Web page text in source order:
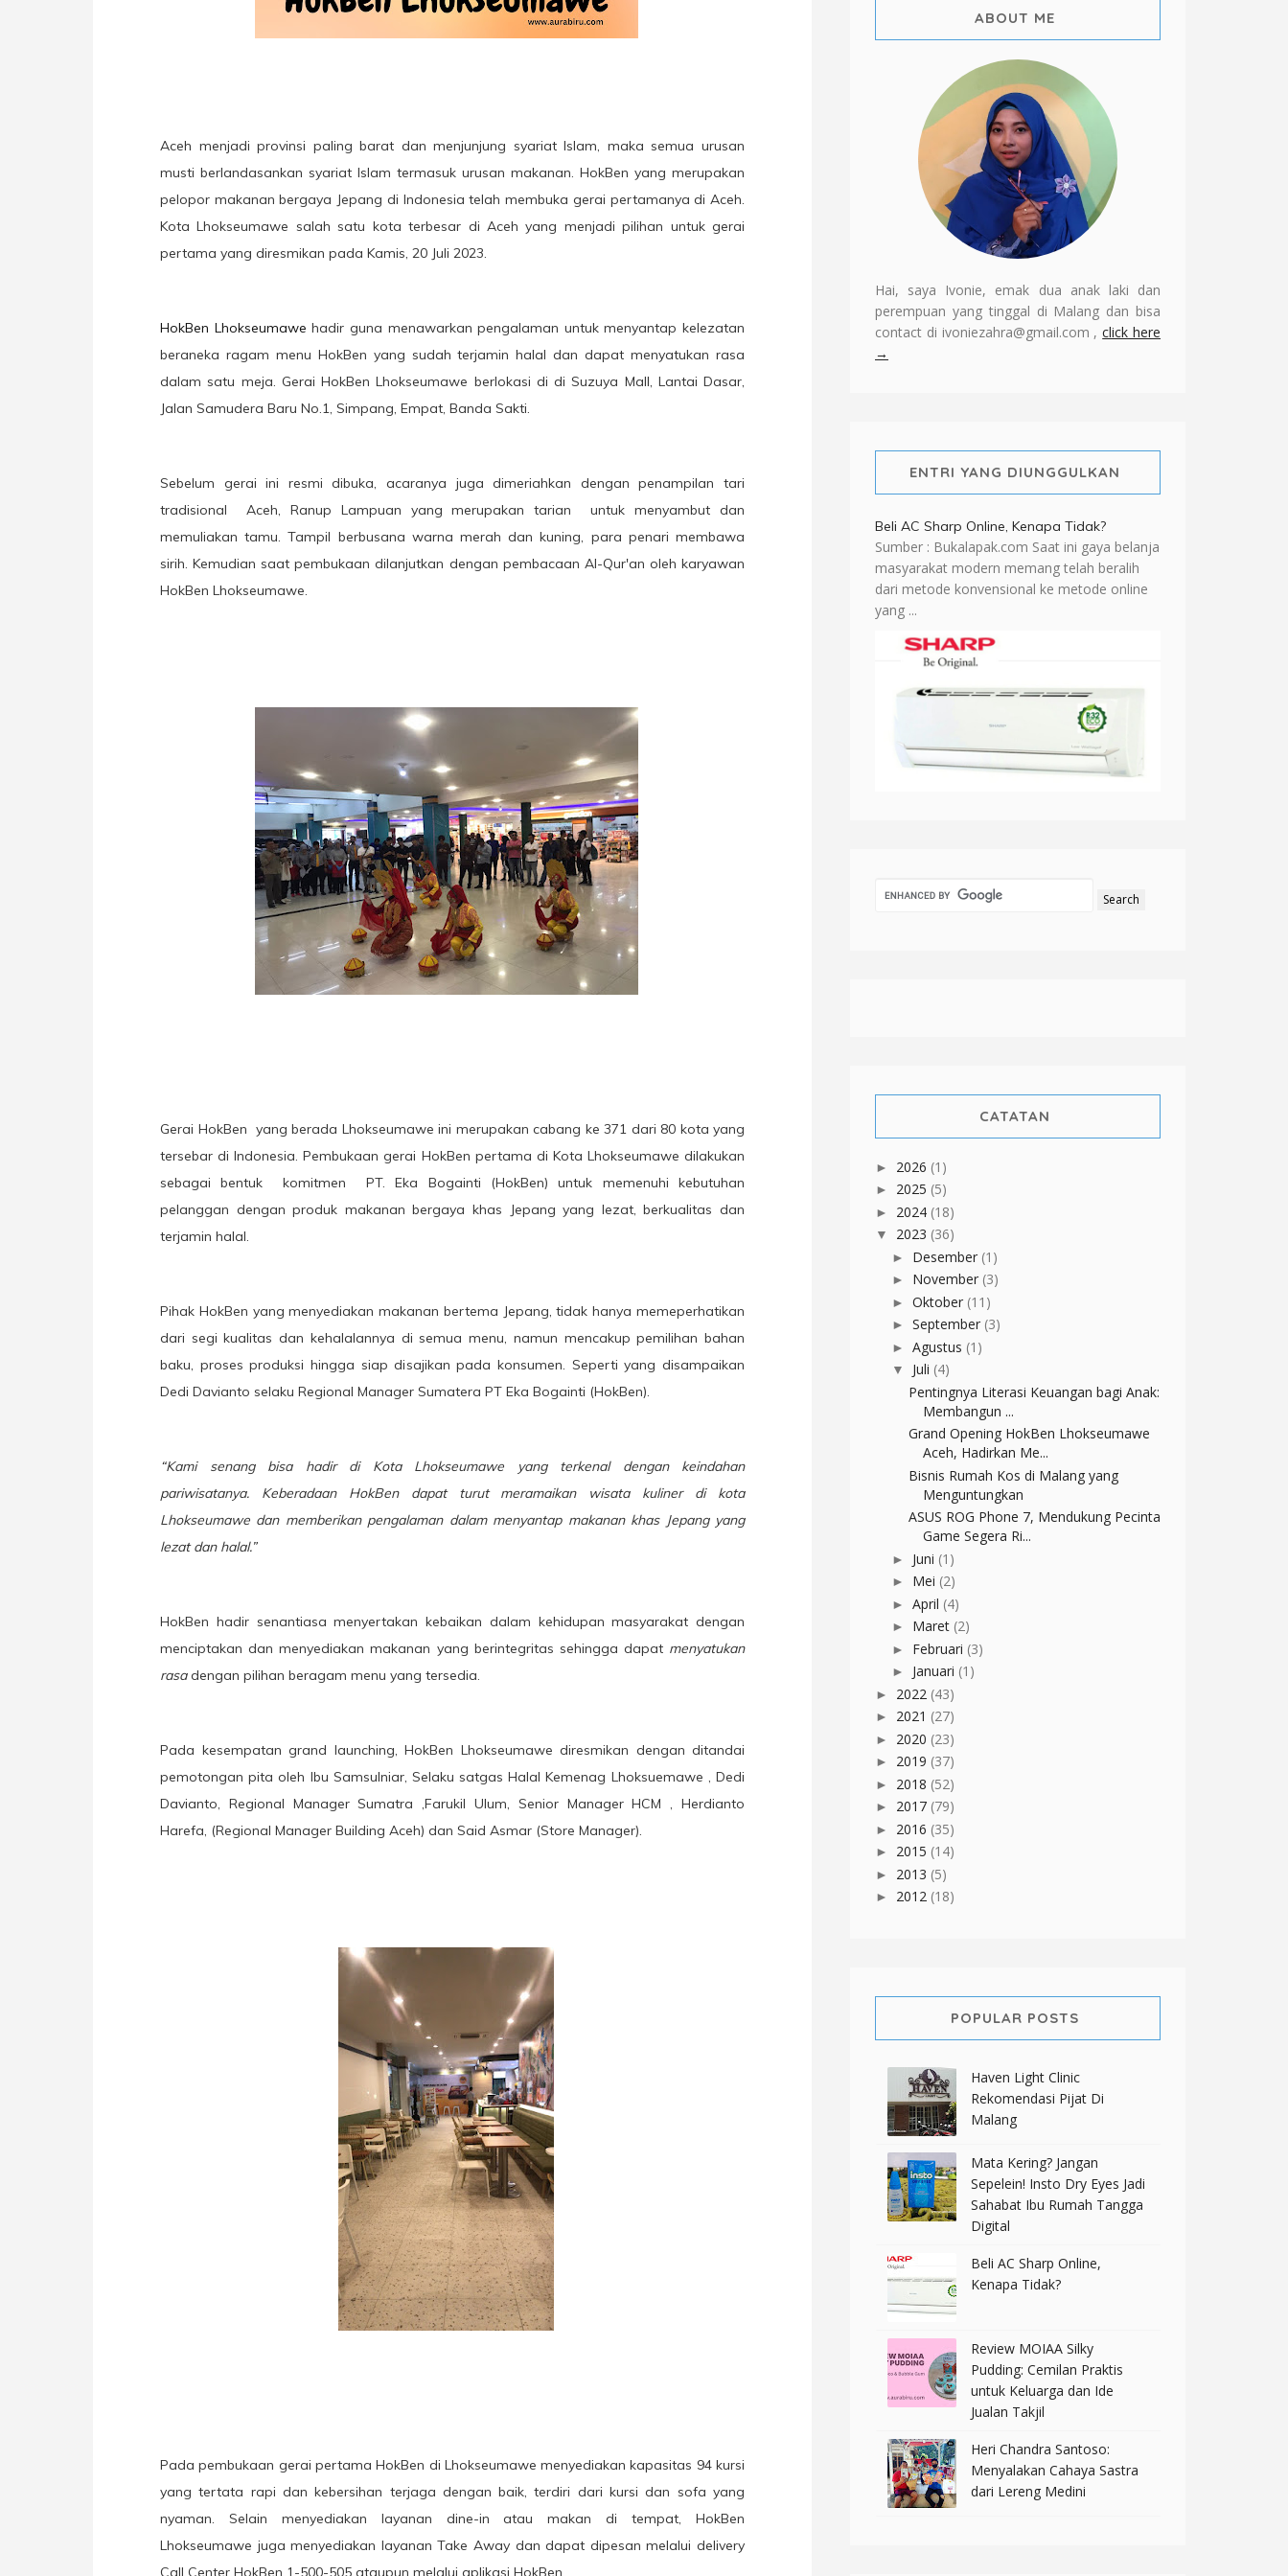
Aceh menjadi provinsi paling barat dan menjunjung syariat Islam, maka semua urusan
musti berlandasankan syariat Islam termasuk urusan makanan. HokBen yang merupakan
pelopor makanan bergaya Jepang di Indonesia telah membuka gerai pertamanya di Aceh.
Kota Lhokseumawe salah satu kota terbesar di Aceh yang menjadi pilihan untuk gerai
pertama yang diresmikan pada Kamis, 20 Juli 2023.
HokBen Lhokseumawehadir guna menawarkan pengalaman untuk menyantap kelezatan
beraneka ragam menu HokBen yang sudah terjamin halal dan dapat menyatukan rasa
dalam satu meja. Gerai HokBen Lhokseumawe berlokasi di di Suzuya Mall, Lantai Dasar,
Jalan Samudera Baru No.1, Simpang, Empat, Banda Sakti.
Sebelum gerai ini resmi dibuka, acaranya juga dimeriahkan dengan penampilan tari
tradisional
Aceh, Ranup Lampuan yang merupakan tarian
untuk menyambut dan
memuliakan tamu. Tampil berbusana warna merah dan kuning, para penari membawa
sirih. Kemudian saat pembukaan dilanjutkan dengan pembacaan Al-Qur'an oleh karyawan
HokBen Lhokseumawe.
Gerai HokBen yang berada Lhokseumawe ini merupakan cabang ke 371 dari 80 kota yang
tersebar di Indonesia. Pembukaan gerai HokBen pertama di Kota Lhokseumawe dilakukan
sebagai bentuk
komitmen
PT. Eka Bogainti (HokBen) untuk memenuhi kebutuhan
pelanggan dengan produk makanan bergaya khas Jepang yang lezat, berkualitas dan
terjamin halal.
Pihak HokBen yang menyediakan makanan bertema Jepang, tidak hanya memeperhatikan
dari segi kualitas dan kehalalannya di semua menu, namun mencakup pemilihan bahan
baku, proses produksi hingga siap disajikan pada konsumen. Seperti yang disampaikan
Dedi Davianto selaku Regional Manager Sumatera PT Eka Bogainti (HokBen).
“Kami senang bisa hadir di Kota Lhokseumawe yang terkenal dengan keindahan
pariwisatanya. Keberadaan HokBen dapat turut meramaikan wisata kuliner di kota
Lhokseumawe dan memberikan pengalaman dalam menyantap makanan khas Jepang yang
lezat dan halal.”
HokBen hadir senantiasa menyertakan kebaikan dalam kehidupan masyarakat dengan
menciptakan dan menyediakan makanan yang berintegritas sehingga dapat menyatukan
rasadengan pilihan beragam menu yang tersedia.
Pada kesempatan grand launching, HokBen Lhokseumawe diresmikan dengan ditandai
pemotongan pita oleh Ibu Samsulniar, Selaku satgas Halal Kemenag Lhoksuemawe , Dedi
Davianto, Regional Manager Sumatra ,Farukil Ulum, Senior Manager HCM , Herdianto
Harefa, (Regional Manager Building Aceh) dan Said Asmar (Store Manager).
Pada pembukaan gerai pertama HokBen di Lhokseumawe menyediakan kapasitas 94 kursi
yang tertata rapi dan kebersihan terjaga dengan baik, terdiri dari kursi dan sofa yang
nyaman. Selain menyediakan layanan dine-in atau makan di tempat, HokBen
Lhokseumawe juga menyediakan layanan Take Away dan dapat dipesan melalui delivery
Call Center HokBen 1-500-505 ataupun melalui aplikasi HokBen.
ABOUT ME
Hai, saya Ivonie, emak dua anak laki dan
perempuan yang tinggal di Malang dan bisa
contact di ivoniezahra@gmail.com ,click here
→
ENTRI YANG DIUNGGULKAN
Beli AC Sharp Online, Kenapa Tidak?
Sumber : Bukalapak.com Saat ini gaya belanja
masyarakat modern memang telah beralih
dari metode konvensional ke metode online
yang ...
CATATAN
► 2026 (1)
► 2025 (5)
► 2024 (18)
▼ 2023 (36)
► Desember (1)
► November (3)
► Oktober (11)
► September (3)
► Agustus (1)
▼ Juli (4)
Pentingnya Literasi Keuangan bagi Anak:
Membangun ...
Grand Opening HokBen Lhokseumawe
Aceh, Hadirkan Me...
Bisnis Rumah Kos di Malang yang
Menguntungkan
ASUS ROG Phone 7, Mendukung Pecinta
Game Segera Ri...
► Juni (1)
► Mei (2)
► April (4)
► Maret (2)
► Februari (3)
► Januari (1)
► 2022 (43)
► 2021 (27)
► 2020 (23)
► 2019 (37)
► 2018 (52)
► 2017 (79)
► 2016 (35)
► 2015 (14)
► 2013 (5)
► 2012 (18)
POPULAR POSTS
Haven Light Clinic
Rekomendasi Pijat Di
Malang
Mata Kering? Jangan
Sepelein! Insto Dry Eyes Jadi
Sahabat Ibu Rumah Tangga
Digital
Beli AC Sharp Online,
Kenapa Tidak?
Review MOIAA Silky
Pudding: Cemilan Praktis
untuk Keluarga dan Ide
Jualan Takjil
Heri Chandra Santoso:
Menyalakan Cahaya Sastra
dari Lereng Medini